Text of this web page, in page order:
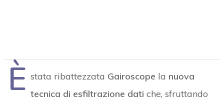
È stata ribattezzata Gairoscope la nuova
tecnica di esfiltrazione dati che, sfruttando